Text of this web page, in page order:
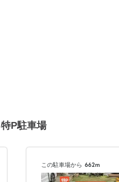
P駐車場
この駐車場から 662m